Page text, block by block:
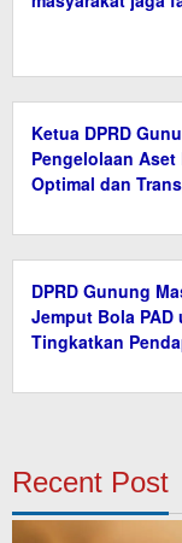
Ketua DPRD
Pengelolaan Aset
Optimal dan
DPRD Gunung
Jemput Bola PAD
Tingkatkan
Recent Post